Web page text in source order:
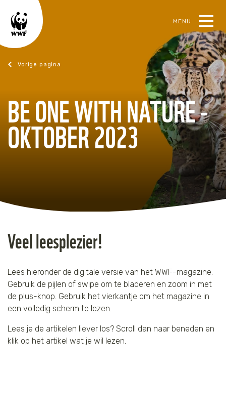
MENU
BE ONE WITH NATURE -
OKTOBER 2023
Veel leesplezier!
Lees hieronder de digitale versie van het WWF-magazine.
Gebruik de pijlen of swipe om te bladeren en zoom in met
de plus-knop. Gebruik het vierkantje om het magazine in
een volledig scherm te lezen.
Lees je de artikelen liever los? Scroll dan naar beneden en
klik op het artikel wat je wil lezen.